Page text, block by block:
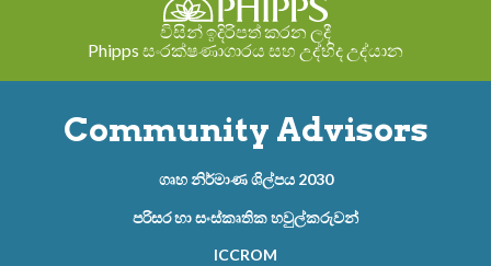
විසින් ඉදිරිපත් කරන ලදී
Phipps සංරක්ෂණාගාරය සහ උද්භිද උද්යාන
Community Advisors
ගෘහ නිර්මාණ ශිල්පය 2030
පරිසර හා සංස්කෘතික හවුල්කරුවන්
ICCROM